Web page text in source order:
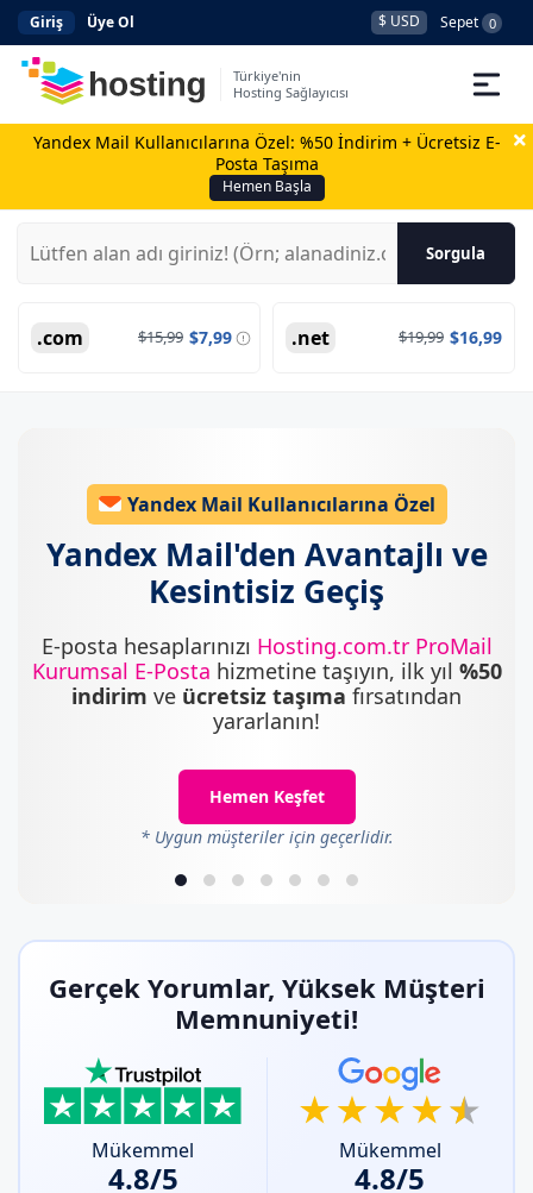
Giriş Üye Ol Sepet 0
$ USD
Türkiye'nin
Hosting Sağlayıcısı
Domain
Hosting
Hazır Site
SSL Sertifikası
Marka Tescil
Yapay Zeka
Bilgi Bankası
Yeni Kayıt
Yandex Mail Kullanıcılarına Özel: %50 İndirim + Ücretsiz E-
Posta Taşıma
Hemen Başla
Sorgula
.com $15,99 $7,99 .net $19,99 $16,99
Yandex Mail Kullanıcılarına Özel
Yandex Mail'den Avantajlı ve
Kesintisiz Geçiş
E-posta hesaplarınızı Hosting.com.tr ProMail
Kurumsal E-Posta hizmetine taşıyın, ilk yıl %50
indirim ve ücretsiz taşıma fırsatından
yararlanın!
Hemen Keşfet
* Uygun müşteriler için geçerlidir.
Gerçek Yorumlar, Yüksek Müşteri
Memnuniyeti!
Mükemmel
4.8/5
Mükemmel
4.8/5